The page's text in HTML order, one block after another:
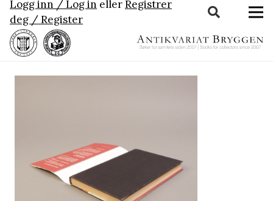
Logg inn / Log in ellerRegistrer
deg / Register